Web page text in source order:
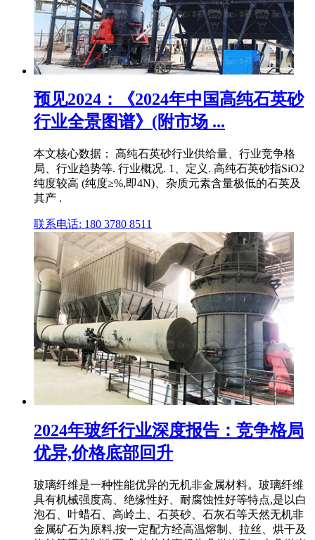
预见2024：《2024年中国高纯石英砂
行业全景图谱》(附市场 ...
本文核心数据： 高纯石英砂行业供给量、行业竞争格
局、行业趋势等. 行业概况. 1、定义. 高纯石英砂指SiO2
纯度较高 (纯度≥%,即4N)、杂质元素含量极低的石英及
其产 .
联系电话: 180 3780 8511
2024年玻纤行业深度报告：竞争格局
优异,价格底部回升
玻璃纤维是一种性能优异的无机非金属材料。玻璃纤维
具有机械强度高、绝缘性好、耐腐蚀性好等特点,是以白
泡石、叶蜡石、高岭土、石英砂、石灰石等天然无机非
金属矿石为原料,按一定配方经高温熔制、拉丝、烘干及